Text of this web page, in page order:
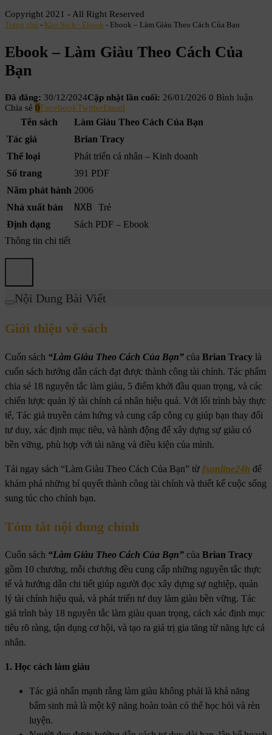
Copyright 2021 - All Right Reserved
Trang chủ - Kho Sách - Ebook - Ebook – Làm Giàu Theo Cách Của Bạn
Ebook – Làm Giàu Theo Cách Của
Bạn
Đã đăng: 30/12/2024Cập nhật lần cuối: 26/01/2026 0 Bình luận
Chia sẻ 0FacebookTwitterEmail
Tên sách
Làm Giàu Theo Cách Của Bạn
Tác giả
Brian Tracy
Thể loại
Phát triển cá nhân – Kinh doanh
Số trang
391 PDF
Năm phát hành 2006
Nhà xuất bản
NXB Trẻ
Định dạng
Sách PDF – Ebook
Thông tin chi tiết
Nội Dung Bài Viết
Giới thiệu về sách
Cuốn sách “Làm Giàu Theo Cách Của Bạn” của Brian Tracy là
cuốn sách hướng dẫn cách đạt được thành công tài chính. Tác phẩm
chia sẻ 18 nguyên tắc làm giàu, 5 điểm khởi đầu quan trọng, và các
chiến lược quản lý tài chính cá nhân hiệu quả. Với lối trình bày thực
tế, Tác giả truyền cảm hứng và cung cấp công cụ giúp bạn thay đổi
tư duy, xác định mục tiêu, và hành động để xây dựng sự giàu có
bền vững, phù hợp với tài năng và điều kiện của mình.
Tải ngay sách “Làm Giàu Theo Cách Của Bạn” từ fxonline24h để
khám phá những bí quyết thành công tài chính và thiết kế cuộc sống
sung túc cho chính bạn.
Tóm tắt nội dung chính
Cuốn sách “Làm Giàu Theo Cách Của Bạn” của Brian Tracy
gồm 10 chương, mỗi chương đều cung cấp những nguyên tắc thực
tế và hướng dẫn chi tiết giúp người đọc xây dựng sự nghiệp, quản
lý tài chính hiệu quả, và phát triển tư duy làm giàu bền vững. Tác
giả trình bày 18 nguyên tắc làm giàu quan trọng, cách xác định mục
tiêu rõ ràng, tận dụng cơ hội, và tạo ra giá trị gia tăng từ năng lực cá
nhân.
1. Học cách làm giàu
Tác giả nhấn mạnh rằng làm giàu không phải là khả năng
bẩm sinh mà là một kỹ năng hoàn toàn có thể học hỏi và rèn
luyện.